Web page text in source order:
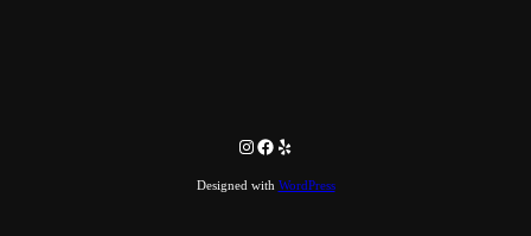
Instagram
Facebook
Yelp
Designed with WordPress